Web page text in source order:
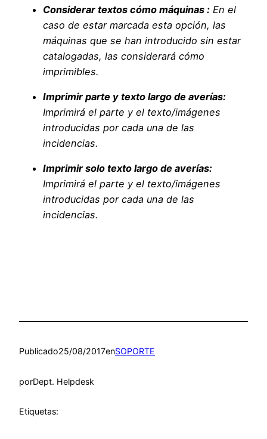
Considerar textos cómo máquinas : En el
caso de estar marcada esta opción, las
máquinas que se han introducido sin estar
catalogadas, las considerará cómo
imprimibles.
Imprimir parte y texto largo de averías:
Imprimirá el parte y el texto/imágenes
introducidas por cada una de las
incidencias.
Imprimir solo texto largo de averías:
Imprimirá el parte y el texto/imágenes
introducidas por cada una de las
incidencias.
Publicado25/08/2017enSOPORTE
porDept. Helpdesk
Etiquetas: